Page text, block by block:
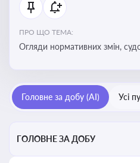
ПРО ЩО ТЕМА:
Огляди нормативних змін,
нотаріусів
Головне за добу (AI) Усі
ГОЛОВНЕ ЗА ДОБУ